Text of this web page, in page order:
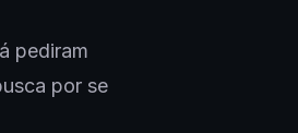
pediram
por se